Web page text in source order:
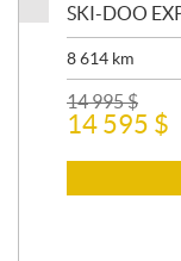
SKI-DOO
8 614 km
14 995$
14 595 $